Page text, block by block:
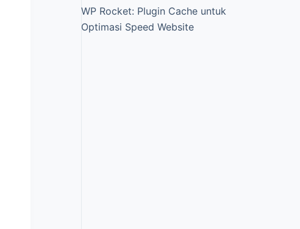
WP Rocket: Plugin Cache untuk
Optimasi Speed Website